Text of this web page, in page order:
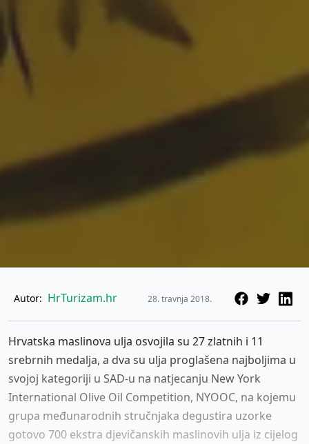
Autor: HrTurizam.hr 28. travnja 2018.
Hrvatska maslinova ulja osvojila su 27 zlatnih i 11
srebrnih medalja, a dva su ulja proglašena najboljima u
svojoj kategoriji u SAD-u na natjecanju New York
International Olive Oil Competition, NYOOC, na kojemu
grupa međunarodnih stručnjaka degustira uzorke
gotovo 700 ekstra djevičanskih maslinovih ulja iz cijelog